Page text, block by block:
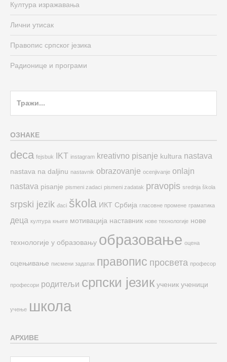
Култура изражавања
Лични утисак
Правопис српског језика
Радионице и програми
ОЗНАКЕ
deca fejsbuk IKT instagram kreativno pisanje kultura nastava
nastava na daljinu nastavnik obrazovanje ocenjivanje onlajn
nastava pisanje pismeni zadaci pismeni zadatak pravopis srednja škola
srpski jezik đaci škola ИКТ Србија гласовне промене граматика
деца култура књиге мотивација наставник нове технологије нове
технологије у образовању образовање оцена
оцењивање писмени задатак правопис просвета професор
професори родитељи српски језик ученик ученици
учење школа
АРХИВЕ
Архиве